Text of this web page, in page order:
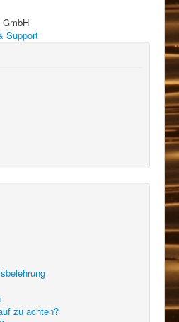
Support
zu achten?